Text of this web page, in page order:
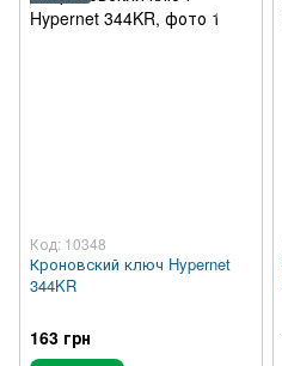
Код: 10348
Кроновский ключ Hypernet
344KR
163 грн